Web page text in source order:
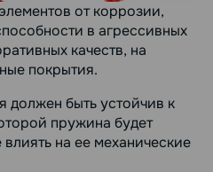
от коррозии,
в агрессивных
качеств, на
покрытия.
должен быть устойчив к
пружина будет
на ее механические